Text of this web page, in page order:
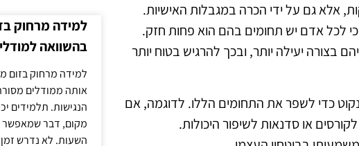
אלא גם על ידי הכרה במגבלות האישיות.
לכל אדם יש תחומים בהם הוא פחות חזק.
יעילה יותר, ובכך להרגיש בטוח יותר
כדי לשפר את התחומים הללו. לדוגמה, אם
או סדנאות לשיפור היכולות.
למידה מרחוק
בהשוואה
למידה מרחוק בזום
אותה ממודלים
הנגישות. תלמידים
מקום, דבר שמאפשר
השעות. לא נדרש